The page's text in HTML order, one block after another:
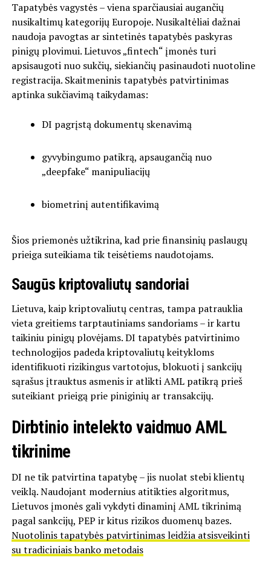
Tapatybės vagystės – viena sparčiausiai augančių
nusikaltimų kategorijų Europoje. Nusikaltėliai dažnai
naudoja pavogtas ar sintetinės tapatybės paskyras
pinigų plovimui. Lietuvos „fintech“ įmonės turi
apsisaugoti nuo sukčių, siekiančių pasinaudoti nuotoline
registracija. Skaitmeninis tapatybės patvirtinimas
aptinka sukčiavimą taikydamas:
DI pagrįstą dokumentų skenavimą
gyvybingumo patikrą, apsaugančią nuo
„deepfake“ manipuliacijų
biometrinį autentifikavimą
Šios priemonės užtikrina, kad prie finansinių paslaugų
prieiga suteikiama tik teisėtiems naudotojams.
Saugūs kriptovaliutų sandoriai
Lietuva, kaip kriptovaliutų centras, tampa patrauklia
vieta greitiems tarptautiniams sandoriams – ir kartu
taikiniu pinigų plovėjams. DI tapatybės patvirtinimo
technologijos padeda kriptovaliutų keitykloms
identifikuoti rizikingus vartotojus, blokuoti į sankcijų
sąrašus įtrauktus asmenis ir atlikti AML patikrą prieš
suteikiant prieigą prie piniginių ar transakcijų.
Dirbtinio intelekto vaidmuo AML
tikrinime
DI ne tik patvirtina tapatybę – jis nuolat stebi klientų
veiklą. Naudojant modernius atitikties algoritmus,
Lietuvos įmonės gali vykdyti dinaminį AML tikrinimą
pagal sankcijų, PEP ir kitus rizikos duomenų bazes.
Nuotolinis tapatybės patvirtinimas leidžia atsisveikinti
su tradiciniais banko metodais